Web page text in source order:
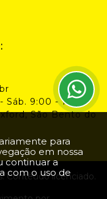
Sáb. 9:00 - 14:00
São Bento do
Conteúdo licenciado.
para
em nossa
continuar a
com o uso de